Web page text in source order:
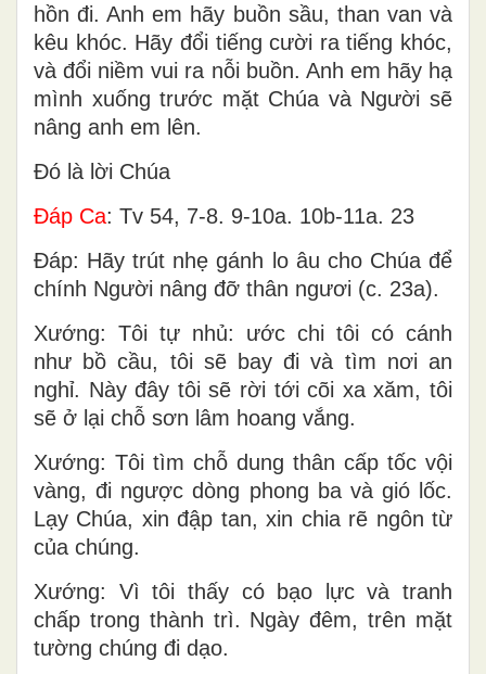
hồn đi. Anh em hãy buồn sầu, than van và
kêu khóc. Hãy đổi tiếng cười ra tiếng khóc,
và đổi niềm vui ra nỗi buồn. Anh em hãy hạ
mình xuống trước mặt Chúa và Người sẽ
nâng anh em lên.
Ðó là lời Chúa
Ðáp Ca: Tv 54, 7-8. 9-10a. 10b-11a. 23
Ðáp: Hãy trút nhẹ gánh lo âu cho Chúa để
chính Người nâng đỡ thân ngươi (c. 23a).
Xướng: Tôi tự nhủ: ước chi tôi có cánh
như bồ cầu, tôi sẽ bay đi và tìm nơi an
nghỉ. Này đây tôi sẽ rời tới cõi xa xăm, tôi
sẽ ở lại chỗ sơn lâm hoang vắng.
Xướng: Tôi tìm chỗ dung thân cấp tốc vội
vàng, đi ngược dòng phong ba và gió lốc.
Lạy Chúa, xin đập tan, xin chia rẽ ngôn từ
của chúng.
Xướng: Vì tôi thấy có bạo lực và tranh
chấp trong thành trì. Ngày đêm, trên mặt
tường chúng đi dạo.